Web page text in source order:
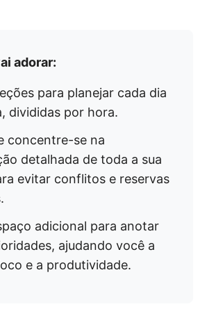
adorar:
para planejar cada dia
divididas por hora.
concentre-se na
detalhada de toda a sua
evitar conflitos e reservas
adicional para anotar
ajudando você a
e a produtividade.